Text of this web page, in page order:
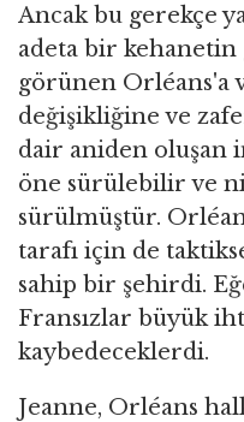
Ancak bu gerekçe
adeta bir
görünen Orléans'a
değişikliğine ve
dair aniden oluşan
öne sürülebilir ve
sürülmüştür.
tarafı için de
sahip bir şehirdi.
Fransızlar büyük
kaybedeceklerdi.
Jeanne, Orléans